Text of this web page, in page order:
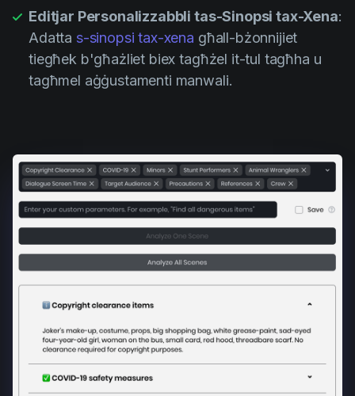
Editjar Personalizzabbli tas-Sinopsi tax-Xena:
Adatta s-sinopsi tax-xena għall-bżonnijiet
tiegħek b'għażliet biex tagħżel it-tul tagħha u
tagħmel aġġustamenti manwali.